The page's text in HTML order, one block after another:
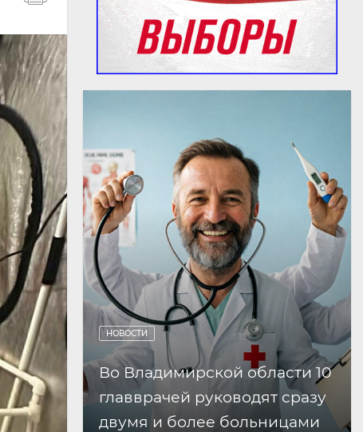
НОВОСТИ
Во Владимирской области 10
главврачей руководят сразу
двумя и более больницами